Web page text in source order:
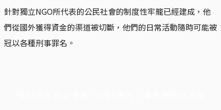
針對獨立NGO所代表的公民社會的制度性牢籠已經建成，他
們從國外獲得資金的渠道被切斷，他們的日常活動隨時可能被
冠以各種刑事罪名。